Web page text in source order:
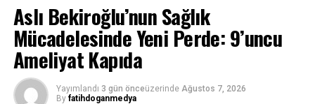
Aslı Bekiroğlu’nun Sağlık
Mücadelesinde Yeni Perde: 9’uncu
Ameliyat Kapıda
Yayımlandı 3 gün önceüzerinde Ağustos 7, 2026
By fatihdoganmedya